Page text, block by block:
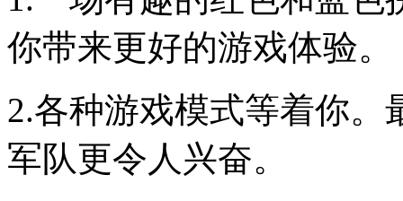
你带来更好的游戏体验。
2.各种游戏模式等着你
军队更令人兴奋。